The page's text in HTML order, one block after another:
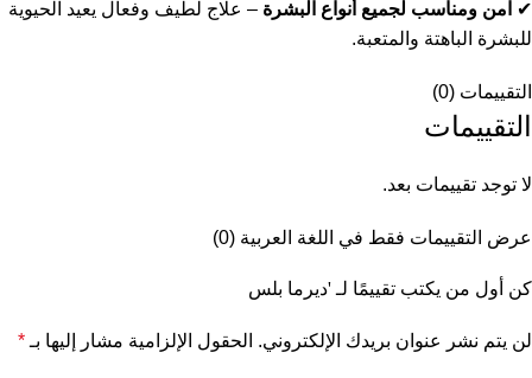
✔ آمن ومناسب لجميع أنواع البشرة – علاج لطيف وفعال يعيد الحيوية
للبشرة الباهتة والمتعبة.
التقييمات (0)
التقييمات
لا توجد تقييمات بعد.
عرض التقييمات فقط في اللغة العربية (0)
كن أول من يكتب تقييمًا لـ 'ديرما بلس
لن يتم نشر عنوان بريدك الإلكتروني. الحقول الإلزامية مشار إليها بـ*